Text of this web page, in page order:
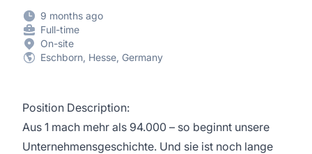
9 months ago
Full-time
On-site
Eschborn, Hesse, Germany
Position Description:
Aus 1 mach mehr als 94.000 – so beginnt unsere
Unternehmensgeschichte. Und sie ist noch lange